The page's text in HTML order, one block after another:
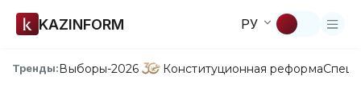
KAZINFORM РУ
Тренды:Выборы-2026 Конституционная реформа